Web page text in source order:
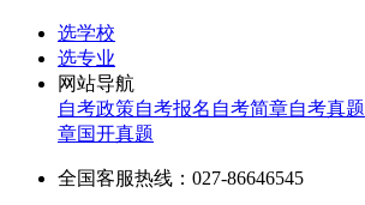
选学校
选专业
网站导航
自考政策自考报名 自考简章自考真题
章国开真题
全国客服热线：027-86646545